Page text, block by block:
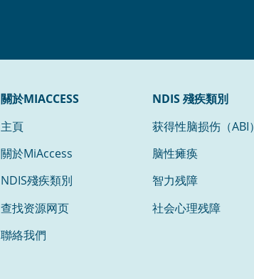
關於MIACCESS
主頁
關於MiAccess
NDIS殘疾類別
查找资源网页
聯絡我們
NDIS 殘疾類別
获得性脑损伤（ABI）
脑性瘫痪
智力残障
社会心理残障